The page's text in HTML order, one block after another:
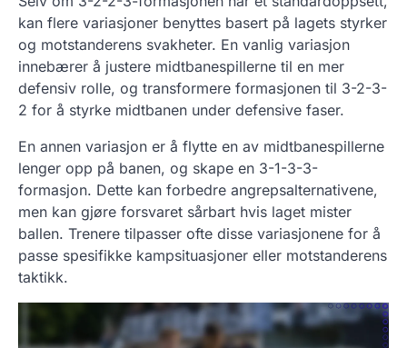
kan flere variasjoner benyttes basert på lagets styrker
og motstanderens svakheter. En vanlig variasjon
innebærer å justere midtbanespillerne til en mer
defensiv rolle, og transformere formasjonen til 3-2-3-
2 for å styrke midtbanen under defensive faser.
En annen variasjon er å flytte en av midtbanespillerne
lenger opp på banen, og skape en 3-1-3-3-
formasjon. Dette kan forbedre angrepsalternativene,
men kan gjøre forsvaret sårbart hvis laget mister
ballen. Trenere tilpasser ofte disse variasjonene for å
passe spesifikke kampsituasjoner eller motstanderens
taktikk.